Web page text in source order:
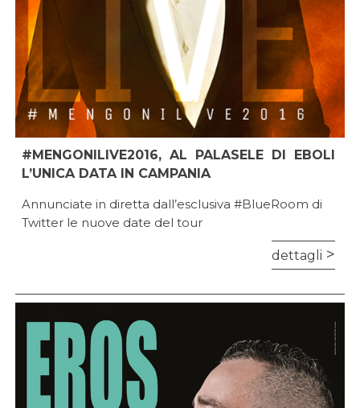
#MENGONILIVE2016, AL PALASELE DI EBOLI
L’UNICA DATA IN CAMPANIA
Annunciate in diretta dall’esclusiva #BlueRoom di
Twitter le nuove date del tour
dettagli